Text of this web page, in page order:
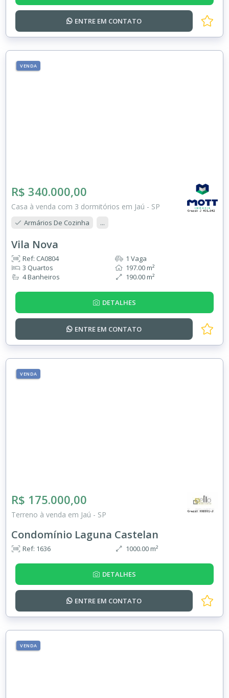
ENTRE EM CONTATO
VENDA
R$ 340.000,00
Casa à venda com 3 dormitórios em Jaú - SP
Armários De Cozinha ...
Vila Nova
Ref: CA0804
3 Quartos
4 Banheiros
1 Vaga
197.00 m²
190.00 m²
DETALHES
ENTRE EM CONTATO
VENDA
R$ 175.000,00
Terreno à venda em Jaú - SP
Condomínio Laguna Castelan
Ref: 1636 1000.00 m²
DETALHES
ENTRE EM CONTATO
VENDA